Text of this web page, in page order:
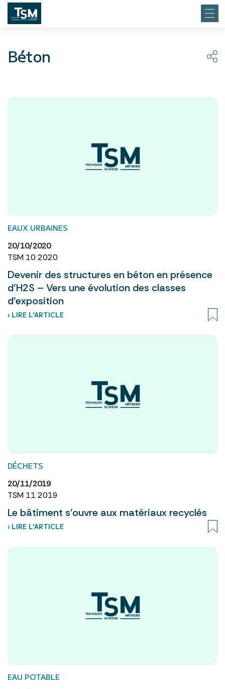
Béton
EAUX URBAINES
20/10/2020
TSM 10 2020
Devenir des structures en béton en présence
d’H2S – Vers une évolution des classes
d’exposition
› LIRE L’ARTICLE
DÉCHETS
20/11/2019
TSM 11 2019
Le bâtiment s’ouvre aux matériaux recyclés
› LIRE L’ARTICLE
EAU POTABLE